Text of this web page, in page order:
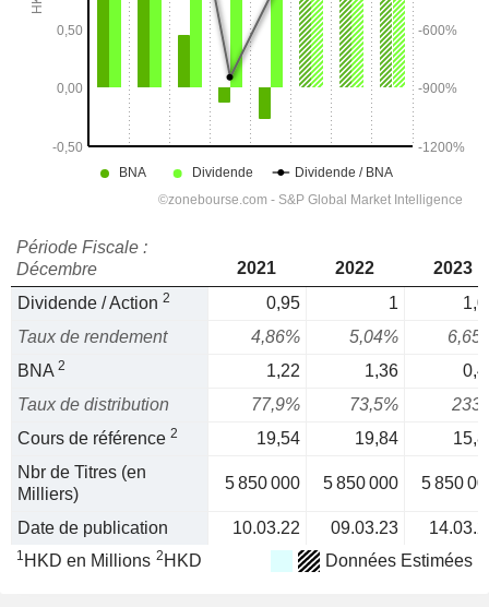
Période Fiscale :
Décembre
2021 2022
2023
Dividende / Action 2 0,95 1
Taux de rendement
4,86% 5,04%
BNA 2 1,22 1,36
Taux de distribution
77,9% 73,5%
Cours de référence 2 19,54 19,84
Nbr de Titres (en
Milliers)
5 850 000 5 850 000 5 850
Date de publication 10.03.22 09.03.23
1 HKD en Millions 2 HKD Données Estimées